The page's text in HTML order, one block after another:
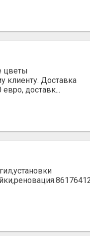
цветы
клиенту. Доставка
доставк...